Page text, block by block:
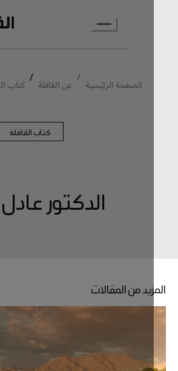
الصفحة الرئيسية / عن القافلة / كتاب القافلة /
كتاب القافلة
الدكتور عادل
من المقالات